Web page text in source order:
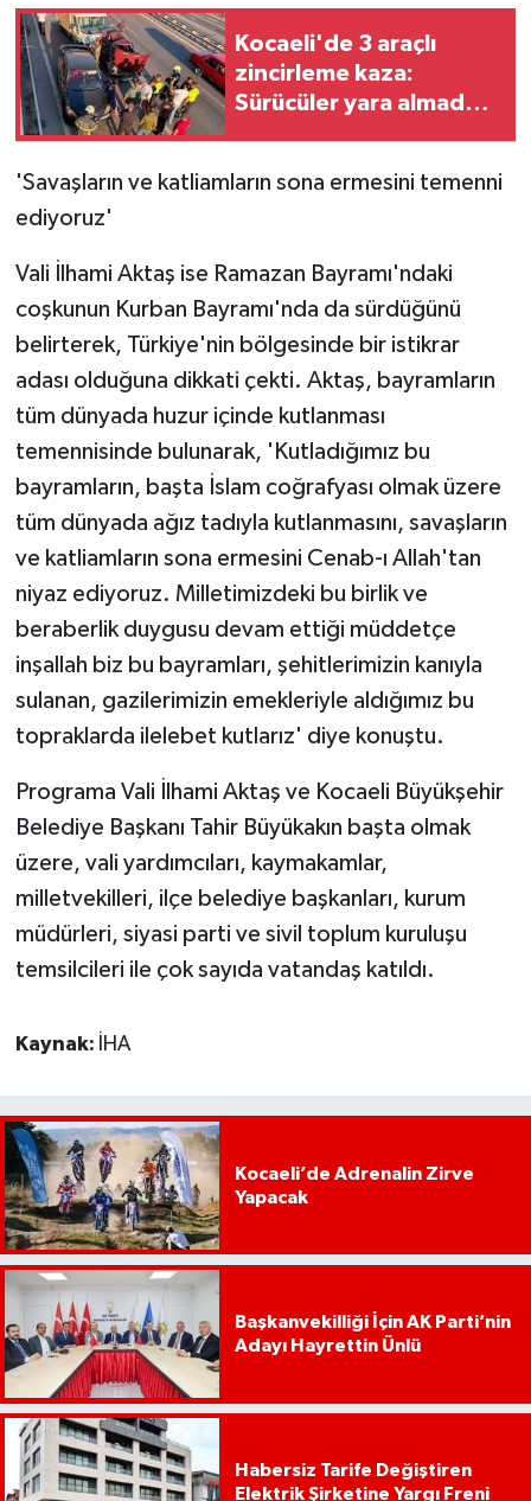
Kocaeli'de 3 araçlı
zincirleme kaza:
Sürücüler yara almadan
'Savaşların ve katliamların sona ermesini temenni
ediyoruz'
Vali İlhami Aktaş ise Ramazan Bayramı'ndaki
coşkunun Kurban Bayramı'nda da sürdüğünü
belirterek, Türkiye'nin bölgesinde bir istikrar
adası olduğuna dikkati çekti. Aktaş, bayramların
tüm dünyada huzur içinde kutlanması
temennisinde bulunarak, 'Kutladığımız bu
bayramların, başta İslam coğrafyası olmak üzere
tüm dünyada ağız tadıyla kutlanmasını, savaşların
ve katliamların sona ermesini Cenab-ı Allah'tan
niyaz ediyoruz. Milletimizdeki bu birlik ve
beraberlik duygusu devam ettiği müddetçe
inşallah biz bu bayramları, şehitlerimizin kanıyla
sulanan, gazilerimizin emekleriyle aldığımız bu
topraklarda ilelebet kutlarız' diye konuştu.
Programa Vali İlhami Aktaş ve Kocaeli Büyükşehir
Belediye Başkanı Tahir Büyükakın başta olmak
üzere, vali yardımcıları, kaymakamlar,
milletvekilleri, ilçe belediye başkanları, kurum
müdürleri, siyasi parti ve sivil toplum kuruluşu
temsilcileri ile çok sayıda vatandaş katıldı.
Kaynak: İHA
Kocaeli’de Adrenalin Zirve
Yapacak
Başkanvekilliği İçin AK Parti’nin
Adayı Hayrettin Ünlü
Habersiz Tarife Değiştiren
Elektrik Şirketine Yargı Freni